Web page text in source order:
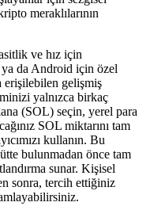
meraklılarının
ve hız için
ya da Android için özel
erişilebilen gelişmiş
yalnızca birkaç
(SOL) seçin, yerel para
SOL miktarını tam
kullanın. Bu
bulunmadan önce tam
sunar. Kişisel
sonra, tercih ettiğiniz